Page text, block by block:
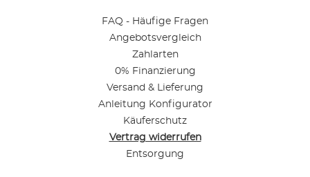
FAQ - Häufige Fragen
Angebotsvergleich
Zahlarten
0% Finanzierung
Versand & Lieferung
Anleitung Konfigurator
Käuferschutz
Vertrag widerrufen
Entsorgung